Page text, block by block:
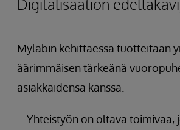
Digitalisaation
Mylabin kehittäessä tuotteitaan
äärimmäisen tärkeänä
asiakkaidensa kanssa.
– Yhteistyön on oltava toimivaa,